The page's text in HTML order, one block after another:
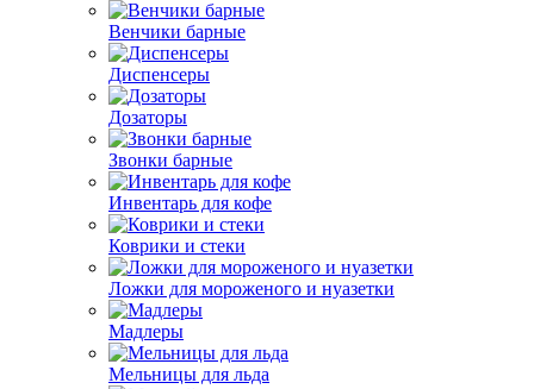
Венчики барные
Диспенсеры
Дозаторы
Звонки барные
Инвентарь для кофе
Коврики и стеки
Ложки для мороженого и нуазетки
Мадлеры
Мельницы для льда